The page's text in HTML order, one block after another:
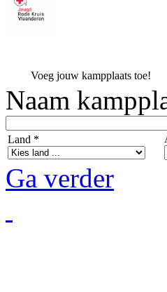
Voeg jouw kampplaats toe!
Naam
Land *
Ga verder